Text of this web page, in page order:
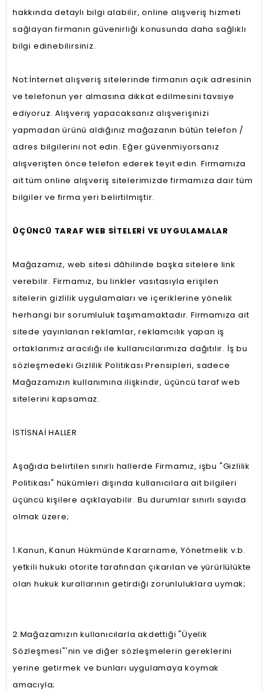
hakkında detaylı bilgi alabilir, online alışveriş hizmeti
sağlayan firmanın güvenirliği konusunda daha sağlıklı
bilgi edinebilirsiniz.
Not:İnternet alışveriş sitelerinde firmanın açık adresinin
ve telefonun yer almasına dikkat edilmesini tavsiye
ediyoruz. Alışveriş yapacaksanız alışverişinizi
yapmadan ürünü aldığınız mağazanın bütün telefon /
adres bilgilerini not edin. Eğer güvenmiyorsanız
alışverişten önce telefon ederek teyit edin. Firmamıza
ait tüm online alışveriş sitelerimizde firmamıza dair tüm
bilgiler ve firma yeri belirtilmiştir.
ÜÇÜNCÜ TARAF WEB SİTELERİ VE UYGULAMALAR
Mağazamız, web sitesi dâhilinde başka sitelere link
verebilir. Firmamız, bu linkler vasıtasıyla erişilen
sitelerin gizlilik uygulamaları ve içeriklerine yönelik
herhangi bir sorumluluk taşımamaktadır. Firmamıza ait
sitede yayınlanan reklamlar, reklamcılık yapan iş
ortaklarımız aracılığı ile kullanıcılarımıza dağıtılır. İş bu
sözleşmedeki Gizlilik Politikası Prensipleri, sadece
Mağazamızın kullanımına ilişkindir, üçüncü taraf web
sitelerini kapsamaz.
İSTİSNAİ HALLER
Aşağıda belirtilen sınırlı hallerde Firmamız, işbu "Gizlilik
Politikası" hükümleri dışında kullanıcılara ait bilgileri
üçüncü kişilere açıklayabilir. Bu durumlar sınırlı sayıda
olmak üzere;
1.Kanun, Kanun Hükmünde Kararname, Yönetmelik v.b.
yetkili hukuki otorite tarafından çıkarılan ve yürürlülükte
olan hukuk kurallarının getirdiği zorunluluklara uymak;
2.Mağazamızın kullanıcılarla akdettiği "Üyelik
Sözleşmesi"'nin ve diğer sözleşmelerin gereklerini
yerine getirmek ve bunları uygulamaya koymak
amacıyla;